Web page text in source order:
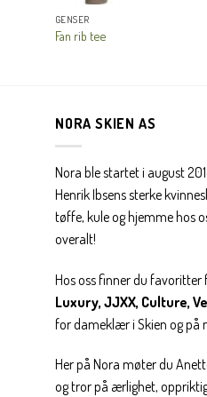
GENSER
Fan rib tee
NORA SKIEN AS
Nora ble startet i august
Henrik Ibsens sterke
tøffe, kule og hjemme hos
overalt!
Hos oss finner du favoritter
Luxury, JJXX, Culture,
for dameklær i Skien og på
Her på Nora møter du
og tror på ærlighet,